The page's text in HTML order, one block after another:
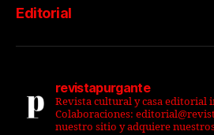
Editorial
revistapurgante
Revista cultural y casa editorial
Colaboraciones:
nuestro sitio y adquiere